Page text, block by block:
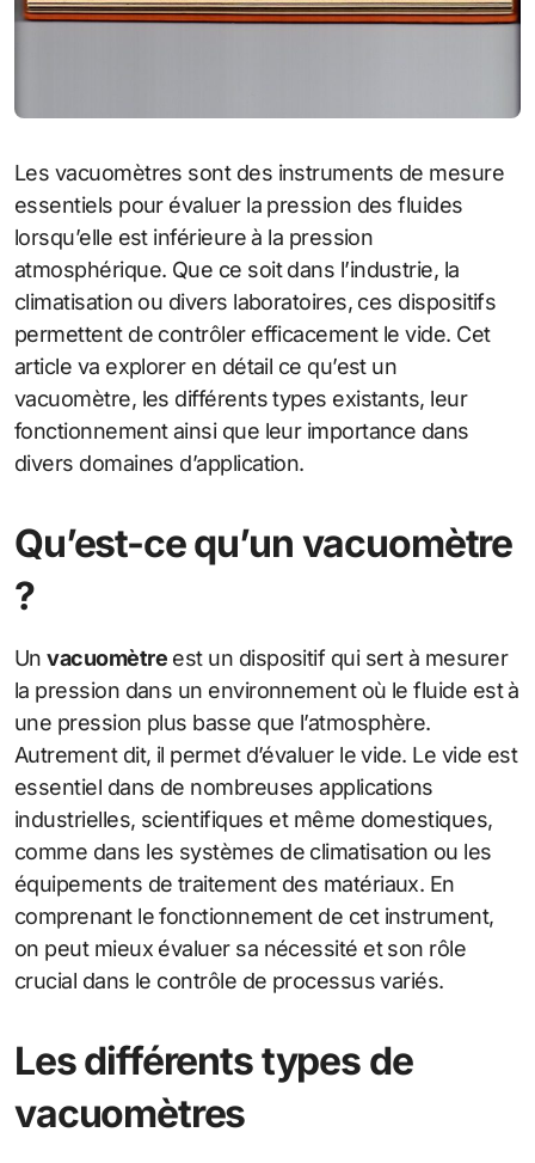
Les vacuomètres sont des instruments de mesure
essentiels pour évaluer la pression des fluides
lorsqu’elle est inférieure à la pression
atmosphérique. Que ce soit dans l’industrie, la
climatisation ou divers laboratoires, ces dispositifs
permettent de contrôler efficacement le vide. Cet
article va explorer en détail ce qu’est un
vacuomètre, les différents types existants, leur
fonctionnement ainsi que leur importance dans
divers domaines d’application.
Qu’est-ce qu’un vacuomètre
?
Unvacuomètre est un dispositif qui sert à mesurer
la pression dans un environnement où le fluide est à
une pression plus basse que l’atmosphère.
Autrement dit, il permet d’évaluer le vide. Le vide est
essentiel dans de nombreuses applications
industrielles, scientifiques et même domestiques,
comme dans les systèmes de climatisation ou les
équipements de traitement des matériaux. En
comprenant le fonctionnement de cet instrument,
on peut mieux évaluer sa nécessité et son rôle
crucial dans le contrôle de processus variés.
Les différents types de
vacuomètres